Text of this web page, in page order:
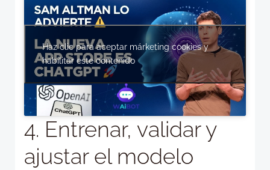
Haz clic para aceptar márketing cookies y
habilitar este contenido
4. Entrenar, validar y
ajustar el modelo